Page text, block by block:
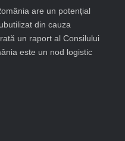
are un potențial
din cauza
un raport al Consilului
este un nod logistic